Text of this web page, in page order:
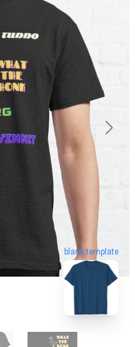
blank template